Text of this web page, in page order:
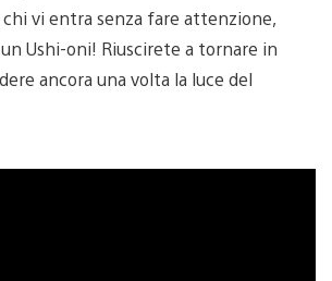
chi vi entra senza fare attenzione,
Ushi-oni! Riuscirete a tornare in
ancora una volta la luce del